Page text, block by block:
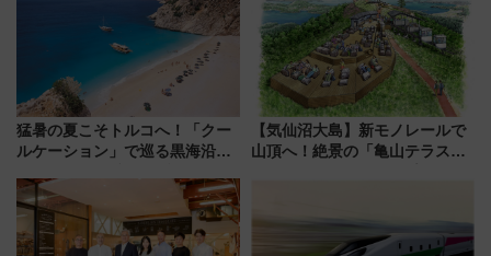
猛暑の夏こそトルコへ！「クー
ルケーション」で巡る黒海沿岸
連検索数が前年比237％増、ナ
ショジオも認める『2026年に訪
れるべき世界の旅先』
【気仙沼大島】新モノレールで
山頂へ！絶景の「亀山テラス